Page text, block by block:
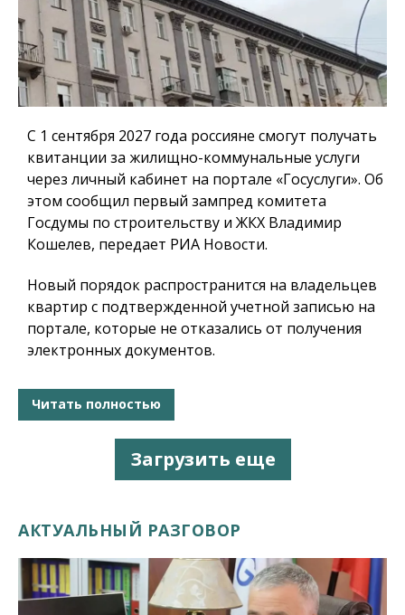
С 1 сентября 2027 года россияне смогут получать
квитанции за жилищно-коммунальные услуги
через личный кабинет на портале «Госуслуги». Об
этом сообщил первый зампред комитета
Госдумы по строительству и ЖКХ Владимир
Кошелев, передает РИА Новости.
Новый порядок распространится на владельцев
квартир с подтвержденной учетной записью на
портале, которые не отказались от получения
электронных документов.
Читать полностью
Загрузить еще
АКТУАЛЬНЫЙ РАЗГОВОР